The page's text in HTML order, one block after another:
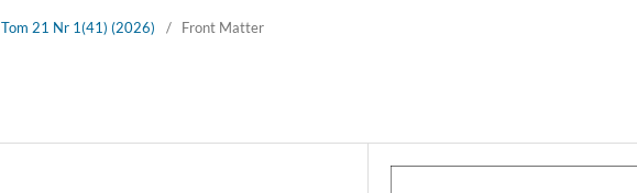
Tom 21 Nr 1(41) (2026) / Front Matter